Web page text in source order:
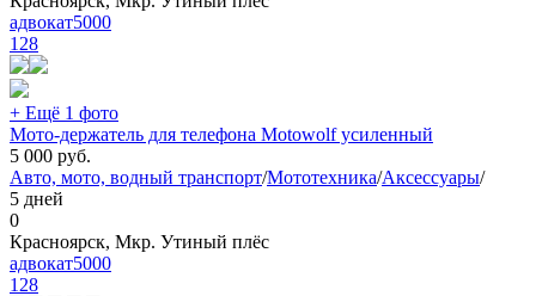
адвокат5000
128
+ Ещё 1 фото
Мото-держатель для телефона Motowolf усиленный
5 000 руб.
Авто, мото, водный транспорт/Мототехника/Аксессуары/
5 дней
0
Красноярск, Мкр. Утиный плёс
адвокат5000
128